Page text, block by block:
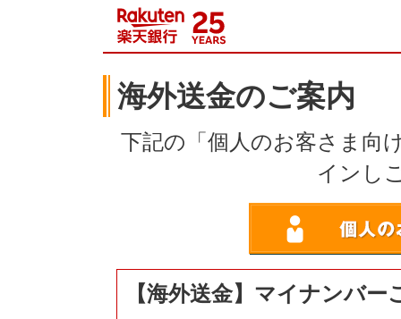
海外送金のご案内
下記の「個人のお客さま向
インし
【海外送金】マイナンバー